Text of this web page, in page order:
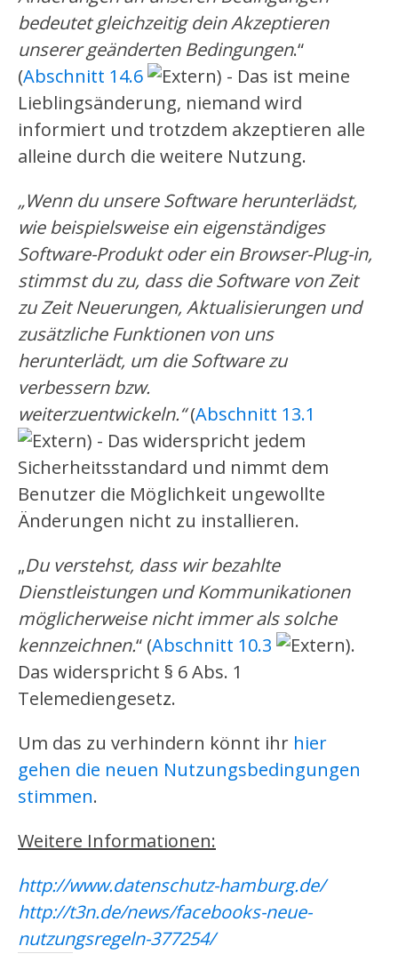
bedeutet gleichzeitig dein Akzeptieren
unserer geänderten Bedingungen.“
(Abschnitt 14.6
) - Das ist meine
Lieblingsänderung, niemand wird
informiert und trotzdem akzeptieren alle
alleine durch die weitere Nutzung.
„Wenn du unsere Software herunterlädst,
wie beispielsweise ein eigenständiges
Software-Produkt oder ein Browser-Plug-in,
stimmst du zu, dass die Software von Zeit
zu Zeit Neuerungen, Aktualisierungen und
zusätzliche Funktionen von uns
herunterlädt, um die Software zu
verbessern bzw.
weiterzuentwickeln.“(Abschnitt 13.1
) - Das widerspricht jedem
Sicherheitsstandard und nimmt dem
Benutzer die Möglichkeit ungewollte
Änderungen nicht zu installieren.
„Du verstehst, dass wir bezahlte
Dienstleistungen und Kommunikationen
möglicherweise nicht immer als solche
kennzeichnen.“ (Abschnitt 10.3
).
Das widerspricht § 6 Abs. 1
Telemediengesetz.
Um das zu verhindern könnt ihr hier
gehen die neuen Nutzungsbedingungen
stimmen.
Weitere Informationen:
http://www.datenschutz-hamburg.de/
http://t3n.de/news/facebooks-neue-
nutzungsregeln-377254/